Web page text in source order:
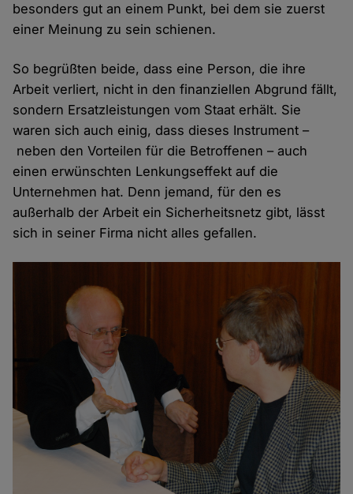
besonders gut an einem Punkt, bei dem sie zuerst
einer Meinung zu sein schienen.
So begrüßten beide, dass eine Person, die ihre
Arbeit verliert, nicht in den finanziellen Abgrund fällt,
sondern Ersatzleistungen vom Staat erhält. Sie
waren sich auch einig, dass dieses Instrument –
neben den Vorteilen für die Betroffenen – auch
einen erwünschten Lenkungseffekt auf die
Unternehmen hat. Denn jemand, für den es
außerhalb der Arbeit ein Sicherheitsnetz gibt, lässt
sich in seiner Firma nicht alles gefallen.